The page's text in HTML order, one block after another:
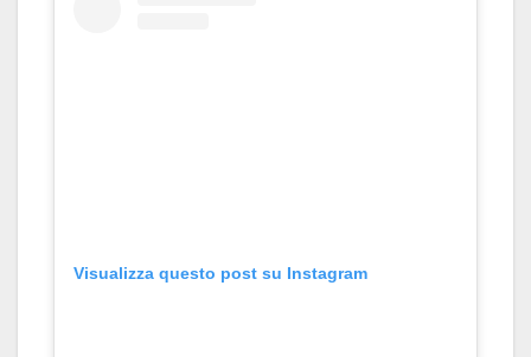
Visualizza questo post su Instagram